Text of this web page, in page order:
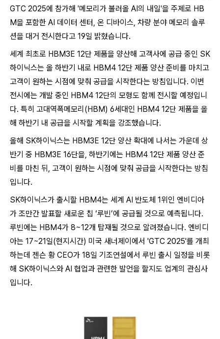
GTC 2025에 참가해 '메모리가 불러올 AI의 내일'을 주제로 HB
M을 포함한 AI 데이터 센터, 온 디바이스, 차량 분야 메모리 솔루
션을 대거 전시한다고 19일 밝혔습니다.
세계 최초로 HBM3E 12단 제품을 양산해 고객사에 공급 중인 SK
하이닉스는 올 하반기 내로 HBM4 12단 제품 양산 준비를 마치고
고객이 원하는 시점에 맞춰 공급을 시작한다는 방침입니다. 이번
전시에는 개발 중인 HBM4 12단의 모형도 함께 전시할 예정입니
다. 특히 고대역폭메모리(HBM) 6세대인 HBM4 12단 제품을 올
해 하반기 내 공급을 시작할 계획을 강조했습니다.
올해 SK하이닉스는 HBM3E 12단 양산 확대에 나서는 가운데 상
반기 중 HBM3E 16단을, 하반기에는 HBM4 12단 제품 양산 준
비를 마친 뒤, 고객이 원하는 시점에 맞춰 공급을 시작한다는 방침
입니다.
SK하이닉스가 출시할 HBM4는 세계 AI 반도체 1위인 엔비디아
가 조만간 발표할 새로운 칩 ‘루빈’에 공급될 것으로 예측됩니다.
루빈에는 HBM4가 8~12개 탑재될 것으로 알려졌습니다. 엔비디
아는 17~21일(현지시간) 미국 새너제이에서 'GTC 2025'를 개최
하는데 젠슨 황 CEO가 18일 기조연설에서 루빈 출시 일정을 비롯
해 SK하이닉스와 AI 협업과 관련한 발언을 할지도 업계의 관심사
입니다.